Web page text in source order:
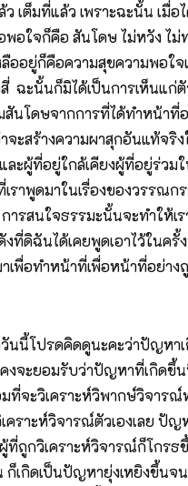
เต็มที่แล้ว เพราะฉะนั้น เมื่
อใจก็คือ สันโดษ ไม่หวัง ไม่
ลืออยู่ก็คือความสุขความพอใ
ฉะนั้นก็มิได้เป็นการเห็นแก่
สันโดษจากการที่ได้ทำหน้าที่
ะสร้างความผาสุกอันแท้จริ
ละผู้ที่อยู่ใกล้เคียงผู้ที่อยู่ร่วม
ราพูดมาในเรื่องของวรรณก
รสนใจธรรมะนั้นจะทำให้เร
งที่ดิฉันได้เคยพูดเอาไว้ในครั้
มาเพื่อทำหน้าที่เพื่อหน้าที่อย่า
นนี้โปรดคิดดูนะคะว่าปัญหาเ
าคงจะยอมรับว่าปัญหาที่เกิดขึ้
ที่จะวิเคราะห์วิพากษ์วิจารณ์
คราะห์วิจารณ์ตัวเองเลย ปั
ถูกวิเคราะห์วิจารณ์ก็โกรธ
ก็เกิดเป็นปัญหายุ่งเหยิงขึ้น